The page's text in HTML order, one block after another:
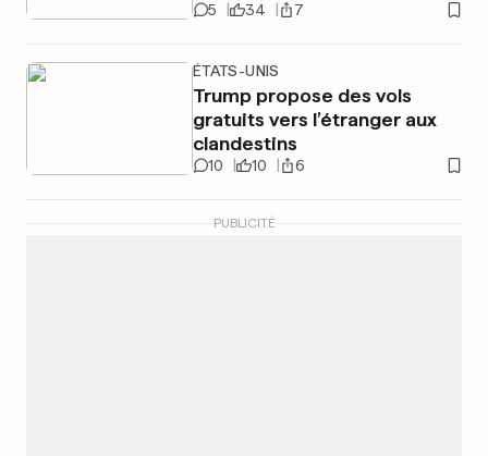
5 34 7
ÉTATS-UNIS
Trump propose des vols
gratuits vers l’étranger aux
clandestins
10 10 6
PUBLICITÉ